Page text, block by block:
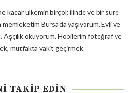
kadar ülkemin birçok ilinde ve bir süre
memleketim Bursa’da yaşıyorum. Evli ve
Aşçılık okuyorum. Hobilerim fotoğraf ve
mutfakta vakit geçirmek.
TAKIP EDIN